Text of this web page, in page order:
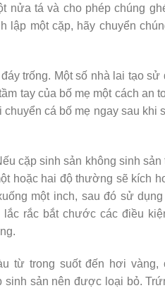
nửa tá và cho phép chúng
lập một cặp, hãy chuyển
trống. Một số nhà lai tạo
tay của bố mẹ một cách an
cá bố mẹ ngay sau khi
cặp sinh sản không sinh sản
hoặc hai độ thường sẽ kích
một inch, sau đó sử
rắc bắt chước các điều
từ trong suốt đến hơi
sản nên được loại bỏ.